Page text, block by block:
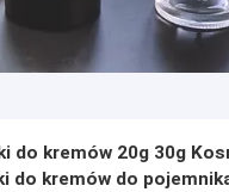
do kremów 20g 30g
do kremów do